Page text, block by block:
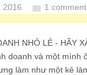
2016
1 comment
NHỎ LẺ - HÃY
doanh và một mình
làm như một kẻ